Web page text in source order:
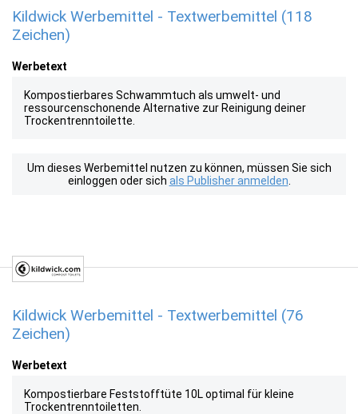
Kildwick Werbemittel - Textwerbemittel (118
Zeichen)
Werbetext
Kompostierbares Schwammtuch als umwelt- und
ressourcenschonende Alternative zur Reinigung deiner
Trockentrenntoilette.
Um dieses Werbemittel nutzen zu können, müssen Sie sich
einloggen oder sich als Publisher anmelden
Kildwick Werbemittel - Textwerbemittel (76
Zeichen)
Werbetext
Kompostierbare Feststofftüte 10L optimal für kleine
Trockentrenntoiletten.